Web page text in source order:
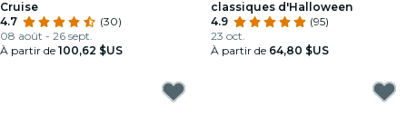
Cruise
4.7
(30)
08 août - 26 sept.
À partir de 100,62 $US
classiques d'Halloween
4.9
(95)
23 oct.
À partir de 64,80 $US